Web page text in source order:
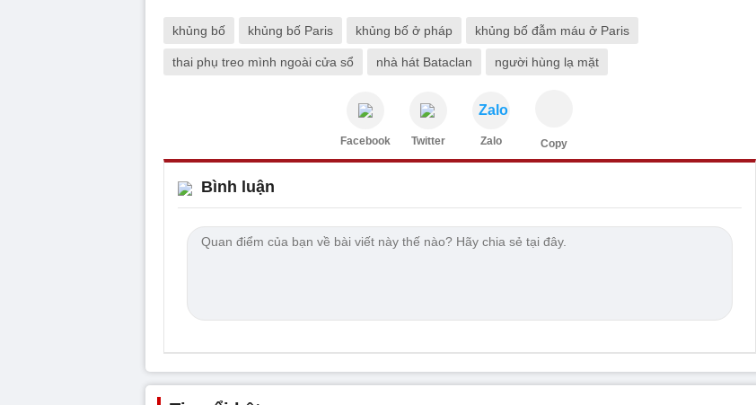
khủng bố khủng bố Paris khủng bố ở pháp khủng bố đẫm máu ở Paris
thai phụ treo mình ngoài cửa sổ nhà hát Bataclan người hùng lạ mặt
Facebook Twitter
Zalo
Zalo Copy
Bình luận